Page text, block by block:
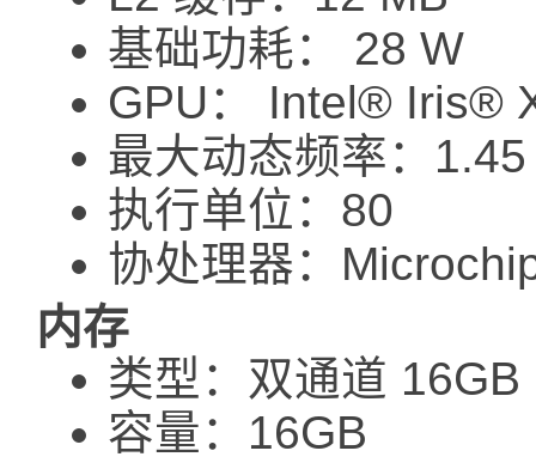
基础功耗： 28 W
GPU： Intel® Iris®
最大动态频率：
执行单位：80
协处理器：
内存
类型：双通道
容量：16GB